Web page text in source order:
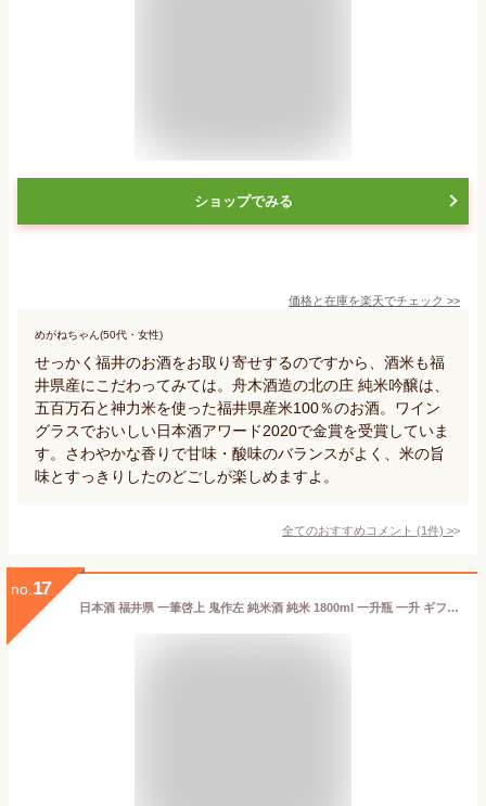
ショップでみる
価格と在庫を楽天でチェック >>
めがねちゃん(50代・女性)
せっかく福井のお酒をお取り寄せするのですから、酒米も福
井県産にこだわってみては。舟木酒造の北の庄 純米吟醸は、
五百万石と神力米を使った福井県産米100％のお酒。ワイン
グラスでおいしい日本酒アワード2020で金賞を受賞していま
す。さわやかな香りで甘味・酸味のバランスがよく、米の旨
味とすっきりしたのどごしが楽しめますよ。
全てのおすすめコメント (1件) >
no. 17
日本酒 福井県 一筆啓上 鬼作左 純米酒 純米 1800ml 一升瓶 一升 ギフト 贈り物 贈呈品に SAKE